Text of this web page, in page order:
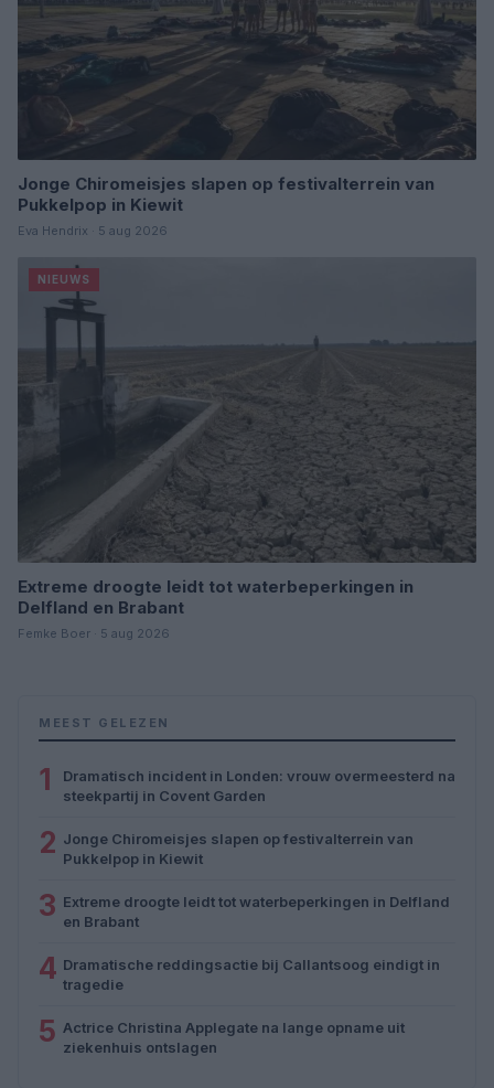
Jonge Chiromeisjes slapen op festivalterrein van
Pukkelpop in Kiewit
Eva Hendrix · 5 aug 2026
NIEUWS
Extreme droogte leidt tot waterbeperkingen in
Delfland en Brabant
Femke Boer · 5 aug 2026
MEEST GELEZEN
1
Dramatisch incident in Londen: vrouw overmeesterd na
steekpartij in Covent Garden
2 Jonge Chiromeisjes slapen op festivalterrein van
Pukkelpop in Kiewit
3 Extreme droogte leidt tot waterbeperkingen in Delfland
en Brabant
4 Dramatische reddingsactie bij Callantsoog eindigt in
tragedie
5 Actrice Christina Applegate na lange opname uit
ziekenhuis ontslagen